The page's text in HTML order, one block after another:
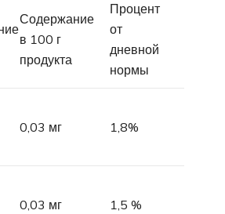
Содержание
в 100 г
продукта
Процент
от
дневной
нормы
0,03 мг 1,8%
0,03 мг 1,5 %